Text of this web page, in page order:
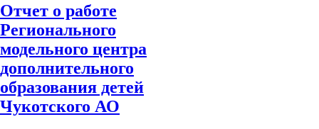
Отчет о работе
Регионального
модельного центра
дополнительного
образования детей
Чукотского АО